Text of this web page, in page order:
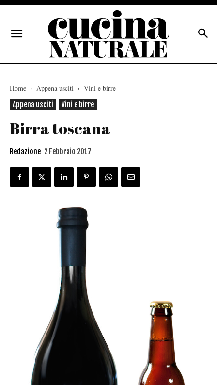
Home Appena usciti
Vini e birre
Appena usciti
Vini e birre
Birra toscana
Redazione 2 Febbraio 2017